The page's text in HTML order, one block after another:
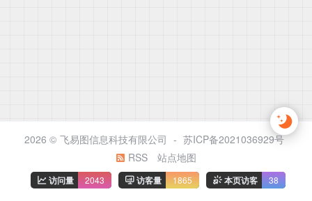
2026 © 飞易图信息科技有限公司 - 苏ICP备2021036929号
RSS
站点地图
访问量 2043 访客量 1865 本页访客 38